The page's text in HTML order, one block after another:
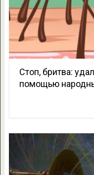
Стоп, бритва:
помощью